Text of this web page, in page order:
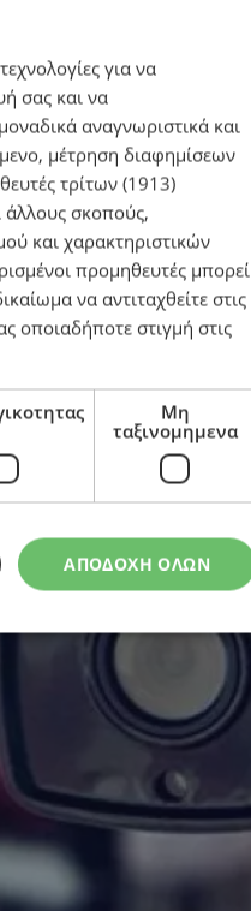
για να
σας και να
αναγνωριστικά και
μέτρηση διαφημίσεων
τρίτων (1913)
άλλους σκοπούς,
και χαρακτηριστικών
προμηθευτές μπορεί
να αντιταχθείτε στις
οποιαδήποτε στιγμή στις
Μη
ταξινομημενα
ΑΠΟΔΟΧΗ ΟΛΩΝ